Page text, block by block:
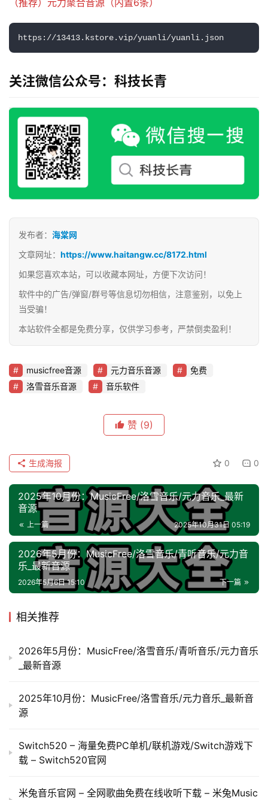
（推荐）元力聚合音源（内置6条）
https://13413.kstore.vip/yuanli/yuanli.json
关注微信公众号：科技长青
发布者： 海棠网
文章网址： https://www.haitangw.cc/8172.html
如果您喜欢本站，可以收藏本网址，方便下次访问！
软件中的广告/弹窗/群号等信息切勿相信，注意鉴别，以免上
当受骗！
本站软件全都是免费分享，仅供学习参考，严禁倒卖盈利！
musicfree音源 元力音乐音源
免费
洛雪音乐音源
音乐软件
赞 (9)
0 0
生成海报
2025年10月份：MusicFree/洛雪音乐/元力音乐_最新
音源
上一篇 2025年10月31日 05:19
2026年5月份：MusicFree/洛雪音乐/青听音乐/元力音
乐_最新音源
下一篇
2026年5月6日 15:10
相关推荐
2026年5月份：MusicFree/洛雪音乐/青听音乐/元力音乐
_最新音源
2025年10月份：MusicFree/洛雪音乐/元力音乐_最新音
源
Switch520 – 海量免费PC单机/联机游戏/Switch游戏下
载 – Switch520官网
米兔音乐官网 – 全网歌曲免费在线收听下载 – 米兔Music